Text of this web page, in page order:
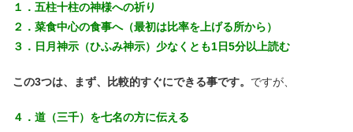
１．五柱十柱の神様への祈り
２．菜食中心の食事へ（最初は比率を上げる所から）
３．日月神示（ひふみ神示）少なくとも1日5分以上読む
この3つは、まず、比較的すぐにできる事です。 ですが、
４．道（三千）を七名の方に伝える